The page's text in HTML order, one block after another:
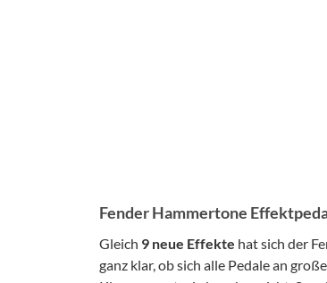
Fender Hammertone
Gleich 9 neue Effekte hat sich der
ganz klar, ob sich alle Pedale an